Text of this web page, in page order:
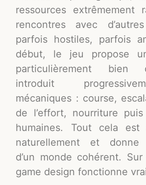
ressources extrêmement
rencontres avec
parfois hostiles, parfois
début, le jeu propose
particulièrement bien
introduit
mécaniques : course,
de l’effort, nourriture
humaines. Tout cela est
naturellement et donne
d’un monde cohérent.
game design fonctionne